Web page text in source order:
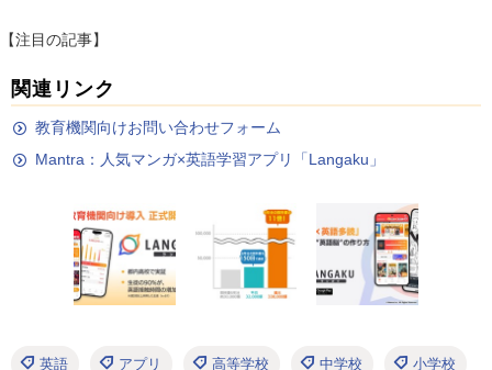
【注目の記事】
関連リンク
教育機関向けお問い合わせフォーム
Mantra：人気マンガ×英語学習アプリ「Langaku」
英語 アプリ 高等学校 中学校 小学校